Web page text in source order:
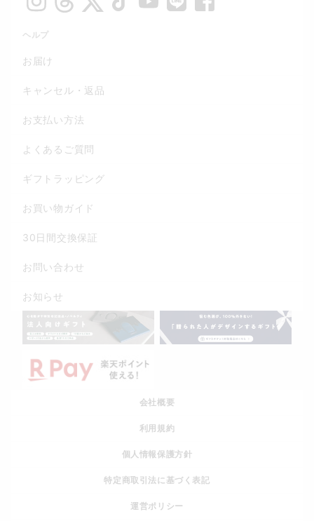
ヘルプ
お届け
キャンセル・返品
お支払い方法
よくあるご質問
ギフトラッピング
お買い物ガイド
30日間交換保証
お問い合わせ
お知らせ
会社概要
利用規約
個人情報保護方針
特定商取引法に基づく表記
運営ポリシー